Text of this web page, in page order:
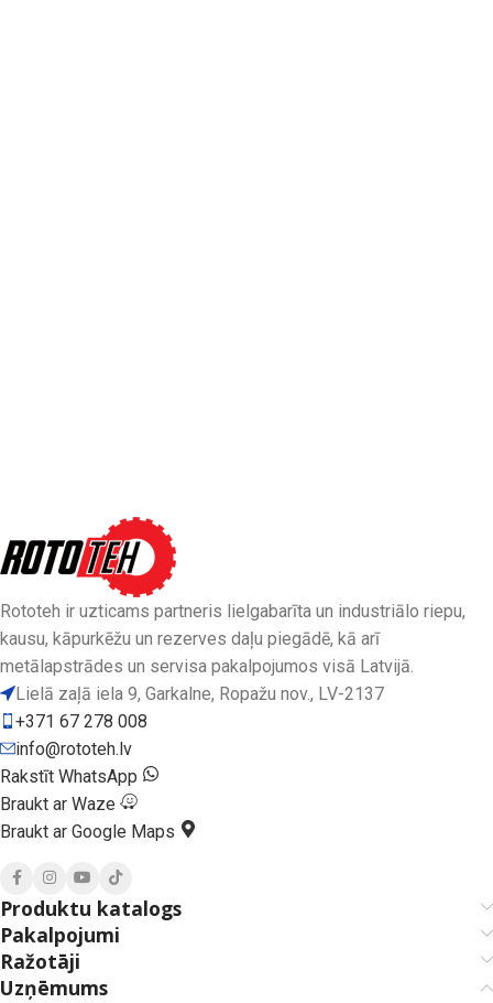
Rototeh ir uzticams partneris lielgabarīta un industriālo riepu,
kausu, kāpurkēžu un rezerves daļu piegādē, kā arī
metālapstrādes un servisa pakalpojumos visā Latvijā.
Lielā zaļā iela 9, Garkalne, Ropažu nov., LV-2137
+371 67 278 008
info@rototeh.lv
Rakstīt WhatsApp
Braukt ar Waze
Braukt ar Google Maps
Produktu katalogs
Pakalpojumi
Ražotāji
Uzņēmums